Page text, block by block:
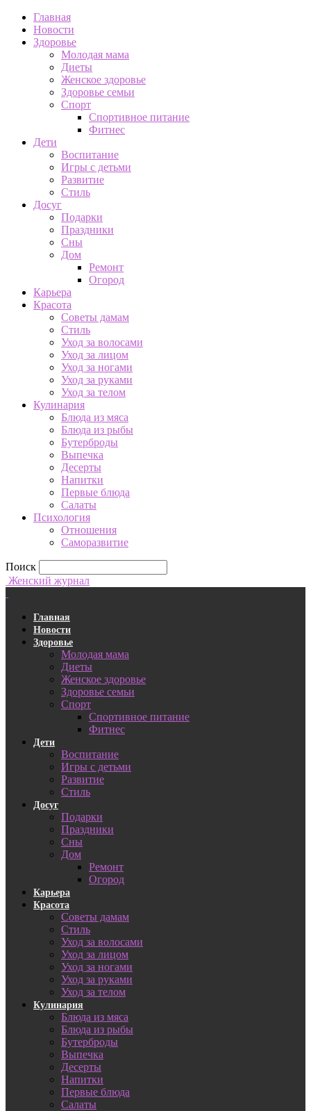
Главная
Новости
Здоровье
Молодая мама
Диеты
Женское здоровье
Здоровье семьи
Спорт
Спортивное питание
Фитнес
Дети
Воспитание
Игры с детьми
Развитие
Стиль
Досуг
Подарки
Праздники
Сны
Дом
Ремонт
Огород
Карьера
Красота
Советы дамам
Стиль
Уход за волосами
Уход за лицом
Уход за ногами
Уход за руками
Уход за телом
Кулинария
Блюда из мяса
Блюда из рыбы
Бутерброды
Выпечка
Десерты
Напитки
Первые блюда
Салаты
Психология
Отношения
Саморазвитие
Поиск
Женский журнал
Главная
Новости
Здоровье
Молодая мама
Диеты
Женское здоровье
Здоровье семьи
Спорт
Спортивное питание
Фитнес
Дети
Воспитание
Игры с детьми
Развитие
Стиль
Досуг
Подарки
Праздники
Сны
Дом
Ремонт
Огород
Карьера
Красота
Советы дамам
Стиль
Уход за волосами
Уход за лицом
Уход за ногами
Уход за руками
Уход за телом
Кулинария
Блюда из мяса
Блюда из рыбы
Бутерброды
Выпечка
Десерты
Напитки
Первые блюда
Салаты